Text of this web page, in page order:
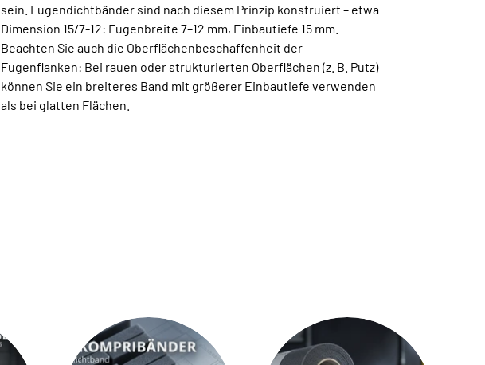
sein. Fugendichtbänder sind nach diesem Prinzip konstruiert – etwa
Dimension 15/7-12: Fugenbreite 7–12 mm, Einbautiefe 15 mm.
Beachten Sie auch die Oberflächenbeschaffenheit der
Fugenflanken: Bei rauen oder strukturierten Oberflächen (z. B. Putz)
können Sie ein breiteres Band mit größerer Einbautiefe verwenden
als bei glatten Flächen.